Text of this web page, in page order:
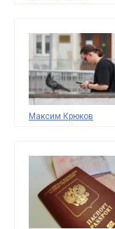
Максим Крюков